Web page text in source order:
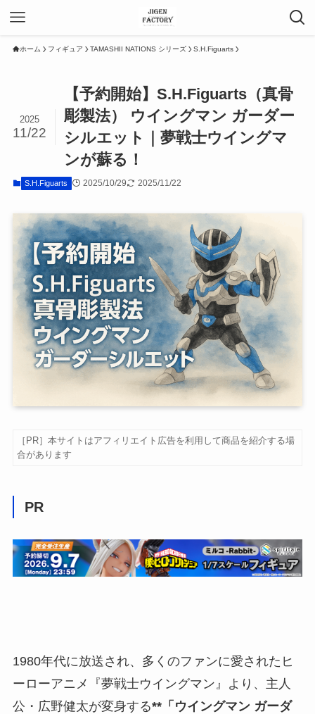
ホーム フィギュア TAMASHII NATIONS シリーズ S.H.Figuarts
【予約開始】S.H.Figuarts（真骨
彫製法） ウイングマン ガーダー
シルエット｜夢戦士ウイングマ
ンが蘇る！
2025
11/22
S.H.Figuarts 2025/10/29 2025/11/22
［PR］本サイトはアフィリエイト広告を利用して商品を紹介する場
合があります
PR
1980年代に放送され、多くのファンに愛されたヒ
ーローアニメ『夢戦士ウイングマン』より、主人
公・広野健太が変身する**「ウイングマン ガーダ